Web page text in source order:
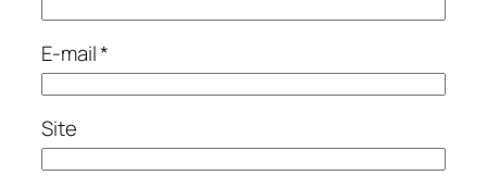
E-mail*
Site